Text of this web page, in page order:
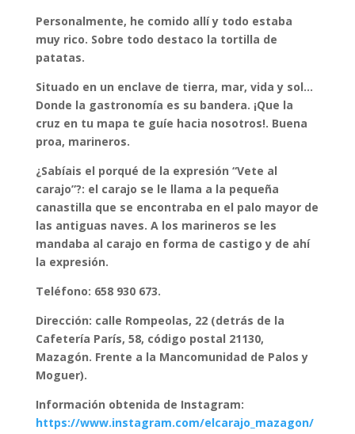
Personalmente, he comido allí y todo estaba
muy rico. Sobre todo destaco la tortilla de
patatas.
Situado en un enclave de tierra, mar, vida y sol…
Donde la gastronomía es su bandera. ¡Que la
cruz en tu mapa te guíe hacia nosotros!. Buena
proa, marineros.
¿Sabíais el porqué de la expresión “Vete al
carajo”?: el carajo se le llama a la pequeña
canastilla que se encontraba en el palo mayor de
las antiguas naves. A los marineros se les
mandaba al carajo en forma de castigo y de ahí
la expresión.
Teléfono: 658 930 673.
Dirección: calle Rompeolas, 22 (detrás de la
Cafetería París, 58, código postal 21130,
Mazagón. Frente a la Mancomunidad de Palos y
Moguer).
Información obtenida de Instagram:
https://www.instagram.com/elcarajo_mazagon/